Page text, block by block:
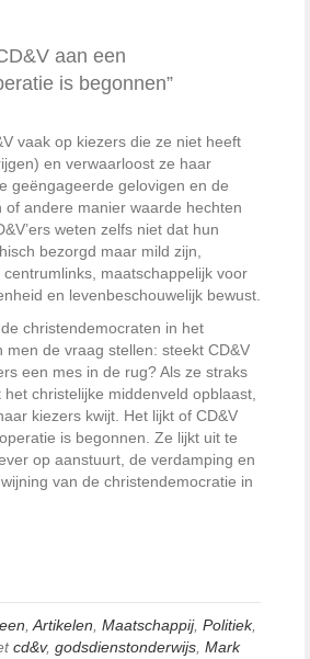
aan een
is begonnen”
vaak op kiezers die ze niet heeft
en verwaarloost ze haar
geëngageerde gelovigen en de
of andere manier waarde hechten
weten zelfs niet dat hun
bezorgd maar mild zijn,
maatschappelijk voor
en levenbeschouwelijk bewust.
christendemocraten in het
men de vraag stellen: steekt CD&V
een mes in de rug? Als ze straks
christelijke middenveld opblaast,
kiezers kwijt. Het lijkt of CD&V
is begonnen. Ze lijkt uit te
op aanstuurt, de verdamping en
van de christendemocratie in
,Artikelen, Maatschappij, Politiek,
cd&v, godsdienstonderwijs, Mark